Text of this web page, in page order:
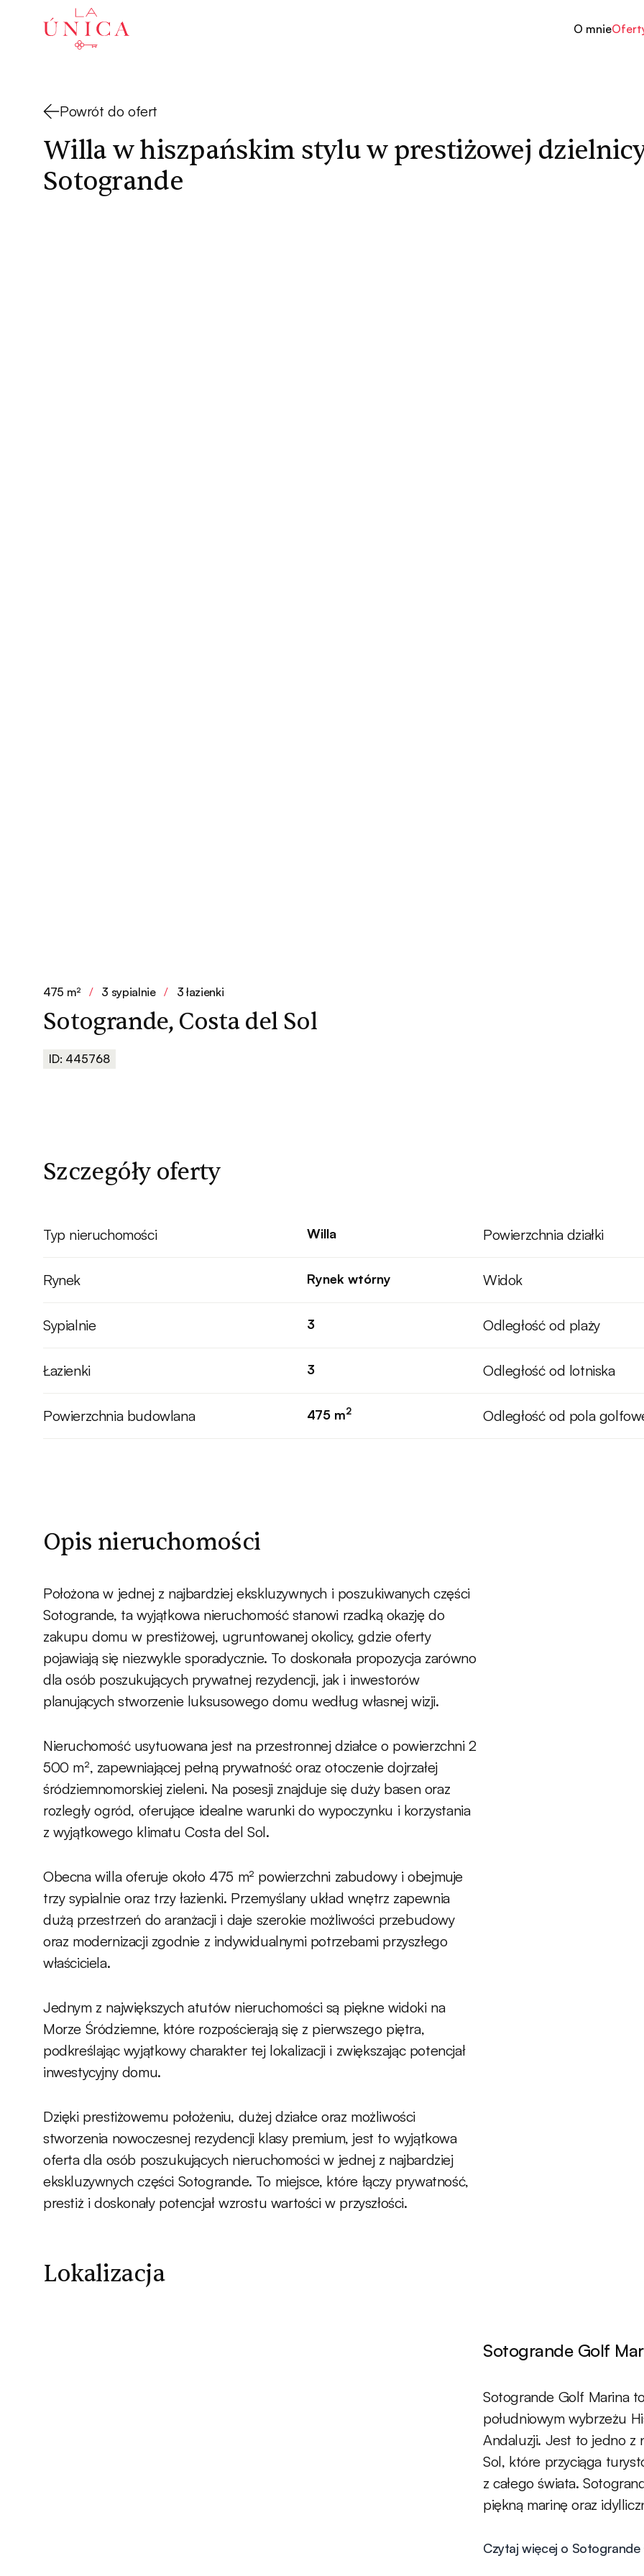
La Única
O mnie
Powrót do ofert
Willa w hiszpańskim stylu w prestiżowej
Sotogrande
475 m² / 3 sypialnie / 3 łazienki
Sotogrande, Costa del Sol
ID: 445768
Szczegóły oferty
Typ nieruchomości Willa
Rynek Rynek wtórny
Sypialnie 3
Łazienki 3
Powierzchnia budowlana 475 m2
Powierzchnia działki
Widok
Odległość od plaży
Odległość od lotniska
Odległość od pola
Opis nieruchomości
Położona w jednej z najbardziej ekskluzywnych i poszukiwanych części
Sotogrande, ta wyjątkowa nieruchomość stanowi rzadką okazję do
zakupu domu w prestiżowej, ugruntowanej okolicy, gdzie oferty
pojawiają się niezwykle sporadycznie. To doskonała propozycja zarówno
dla osób poszukujących prywatnej rezydencji, jak i inwestorów
planujących stworzenie luksusowego domu według własnej wizji.
Nieruchomość usytuowana jest na przestronnej działce o powierzchni 2
500 m², zapewniającej pełną prywatność oraz otoczenie dojrzałej
śródziemnomorskiej zieleni. Na posesji znajduje się duży basen oraz
rozległy ogród, oferujące idealne warunki do wypoczynku i korzystania
z wyjątkowego klimatu Costa del Sol.
Obecna willa oferuje około 475 m² powierzchni zabudowy i obejmuje
trzy sypialnie oraz trzy łazienki. Przemyślany układ wnętrz zapewnia
dużą przestrzeń do aranżacji i daje szerokie możliwości przebudowy
oraz modernizacji zgodnie z indywidualnymi potrzebami przyszłego
właściciela.
Jednym z największych atutów nieruchomości są piękne widoki na
Morze Śródziemne, które rozpościerają się z pierwszego piętra,
podkreślając wyjątkowy charakter tej lokalizacji i zwiększając potencjał
inwestycyjny domu.
Dzięki prestiżowemu położeniu, dużej działce oraz możliwości
stworzenia nowoczesnej rezydencji klasy premium, jest to wyjątkowa
oferta dla osób poszukujących nieruchomości w jednej z najbardziej
ekskluzywnych części Sotogrande. To miejsce, które łączy prywatność,
prestiż i doskonały potencjał wzrostu wartości w przyszłości.
Lokalizacja
Sotogrande Golf
Sotogrande Golf Marina
południowym wybrzeżu
Andaluzji. Jest to jedno z
Sol, które przyciąga
z całego świata.
piękną marinę oraz
Czytaj więcej o